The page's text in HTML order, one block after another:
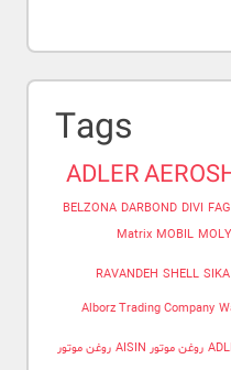
Tags
ADLER
BELZONA DARBOND DIVI FAG
Matrix MOBIL
RAVANDEH SHELL SIKA
Alborz Trading Company
روغن موتور AISIN روغن موتور